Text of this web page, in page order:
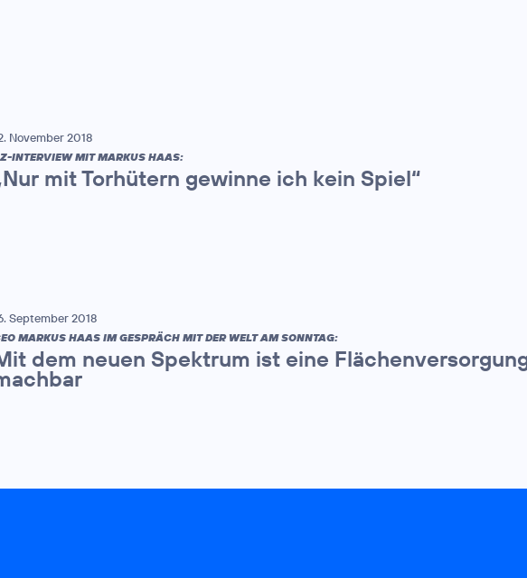
November 2018
INTERVIEW MIT MARKUS HAAS:
mit Torhütern gewinne ich kein Spiel“
September 2018
MARKUS HAAS IM GESPRÄCH MIT DER WELT AM SONNTAG:
dem neuen Spektrum ist eine